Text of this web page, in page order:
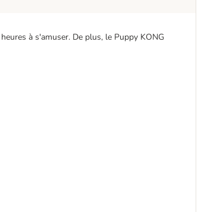
à s'amuser. De plus, le Puppy KONG